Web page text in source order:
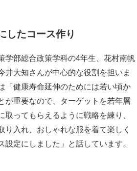
したコース作り
部総合政策学科の4年生、花村南帆
井大知さんが中心的な役割を担いま
「健康寿命延伸のためには若い頃か
が重要なので、ターゲットを若年層
取ってもらえるように戦略を練り、
り入れ、おしゃれな服を着て楽しく
設定にしました」と話しています。